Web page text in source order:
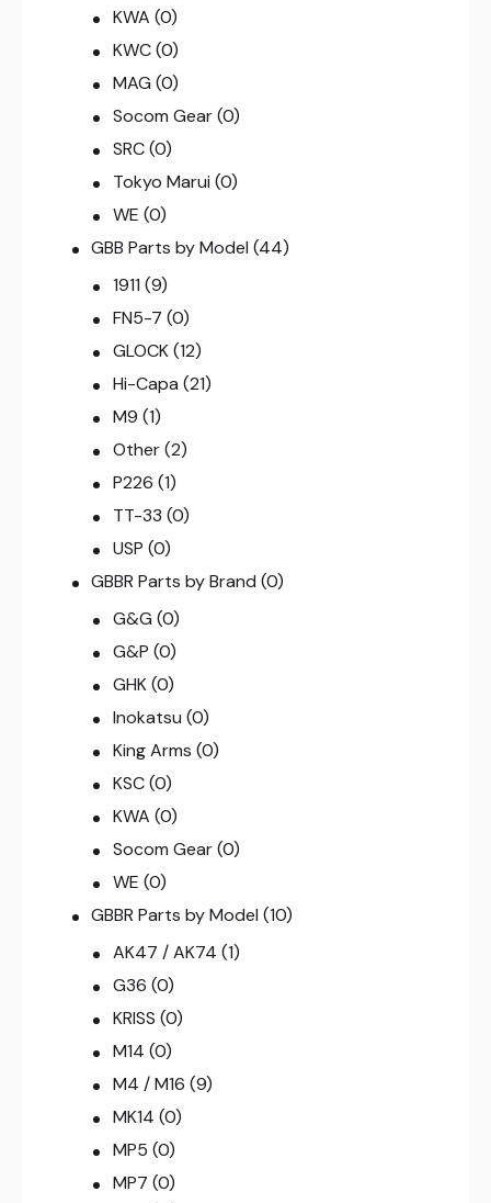
KWA (0)
KWC (0)
MAG (0)
Socom Gear (0)
SRC (0)
Tokyo Marui (0)
WE (0)
GBB Parts by Model (44)
1911 (9)
FN5-7 (0)
GLOCK (12)
Hi-Capa (21)
M9 (1)
Other (2)
P226 (1)
TT-33 (0)
USP (0)
GBBR Parts by Brand (0)
G&G (0)
G&P (0)
GHK (0)
Inokatsu (0)
King Arms (0)
KSC (0)
KWA (0)
Socom Gear (0)
WE (0)
GBBR Parts by Model (10)
AK47 / AK74 (1)
G36 (0)
KRISS (0)
M14 (0)
M4 / M16 (9)
MK14 (0)
MP5 (0)
MP7 (0)